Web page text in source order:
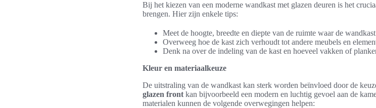
Bij het kiezen van een moderne wandkast met glazen deuren is het
brengen. Hier zijn enkele tips:
Meet de hoogte, breedte en diepte van de ruimte waar de
Overweeg hoe de kast zich verhoudt tot andere meubels en
Denk na over de indeling van de kast en hoeveel vakken of
Kleur en materiaalkeuze
De uitstraling van de wandkast kan sterk worden beïnvloed door de
glazen front kan bijvoorbeeld een modern en luchtig gevoel aan de
materialen kunnen de volgende overwegingen helpen: